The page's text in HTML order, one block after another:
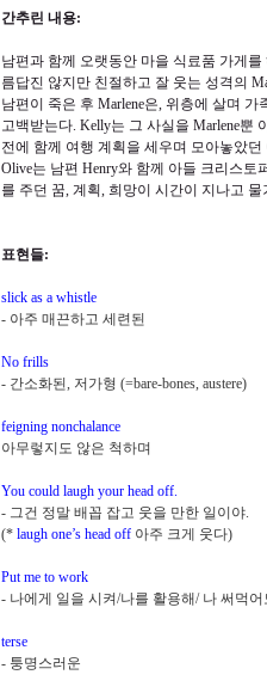
간추린 내용:
남편과 함께 오랫동안 마을 식료품 가게를
름답진 않지만 친절하고 잘 웃는 성격의
남편이 죽은 후 Marlene은, 위층에 살며 가
고백받는다. Kelly는 그 사실을 Marlene뿐
전에 함께 여행 계획을 세우며 모아놓았
Olive는 남편 Henry와 함께 아들 크리스토
를 주던 꿈, 계획, 희망이 시간이 지나고
표현들:
slick as a whistle
- 아주 매끈하고 세련된
No frills
- 간소화된, 저가형 (=bare-bones, austere)
feigning nonchalance
아무렇지도 않은 척하며
You could laugh your head off.
- 그건 정말 배꼽 잡고 웃을 만한 일이야.
(* laugh one’s head off 아주 크게 웃다)
Put me to work
- 나에게 일을 시켜/나를 활용해/ 나 써먹어
terse
- 퉁명스러운